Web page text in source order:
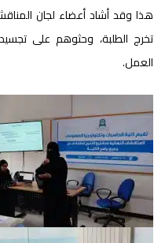
هذا وقد أشاد أعضاء لجان
تخرج الطلبة، وحثوهم على
العمل.